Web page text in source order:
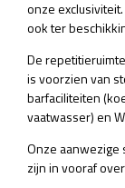
onze
ook ter
De
is voorzien van
barfaciliteiten
vaatwasser) en
Onze
zijn in vooraf